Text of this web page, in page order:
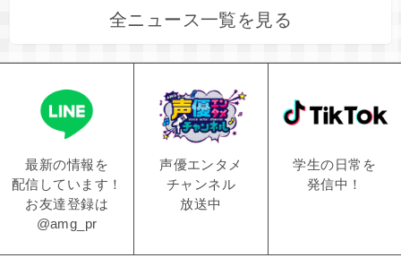
全ニュース一覧を見る
最新の情報を
配信しています！
お友達登録は
@amg_pr
声優エンタメ
チャンネル
放送中
学生の日常を
発信中！